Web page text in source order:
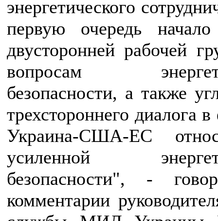
энергетического
первую очередь
двусторонней рабочей
вопросам
безопасности, а также
трехстороннего диалога
Украина-США-ЕС
усиленной
безопасности", -
комментарии